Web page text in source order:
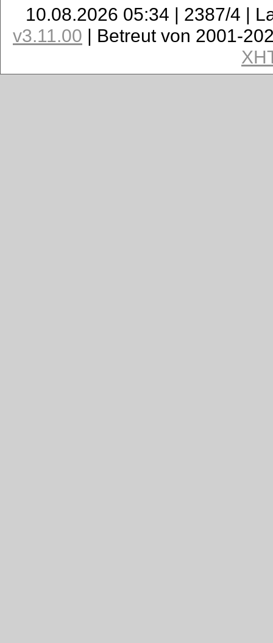
10.08.2026 05:34 | 2387/4 |
v3.11.00 | Betreut von 2001-